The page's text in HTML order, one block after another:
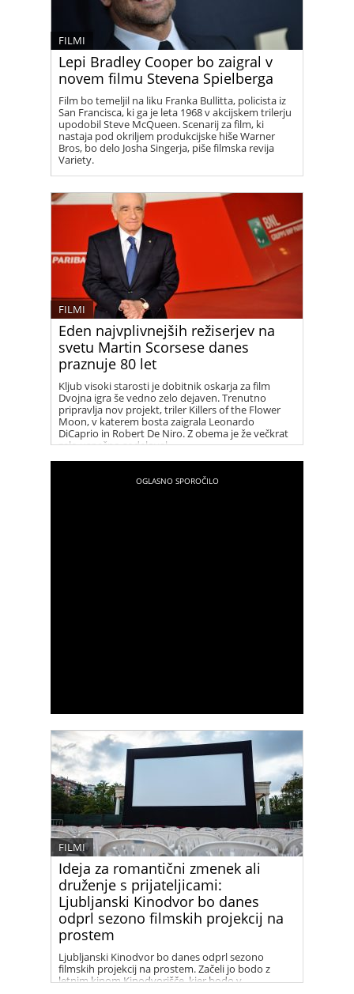
Lepi Bradley Cooper bo zaigral v
novem filmu Stevena Spielberga
FILMI
Film bo temeljil na liku Franka Bullitta, policista iz
San Francisca, ki ga je leta 1968 v akcijskem trilerju
upodobil Steve McQueen. Scenarij za film, ki
nastaja pod okriljem produkcijske hiše Warner
Bros, bo delo Josha Singerja, piše filmska revija
Variety.
Eden najvplivnejših režiserjev na
svetu Martin Scorsese danes
praznuje 80 let
FILMI
Kljub visoki starosti je dobitnik oskarja za film
Dvojna igra še vedno zelo dejaven. Trenutno
pripravlja nov projekt, triler Killers of the Flower
Moon, v katerem bosta zaigrala Leonardo
DiCaprio in Robert De Niro. Z obema je že večkrat
zelo uspešno sodeloval.
Ideja za romantični zmenek ali
druženje s prijateljicami:
Ljubljanski Kinodvor bo danes
odprl sezono filmskih projekcij na
prostem
FILMI
Ljubljanski Kinodvor bo danes odprl sezono
filmskih projekcij na prostem. Začeli jo bodo z
letnim kinom Kinodvorišče, kjer bodo v